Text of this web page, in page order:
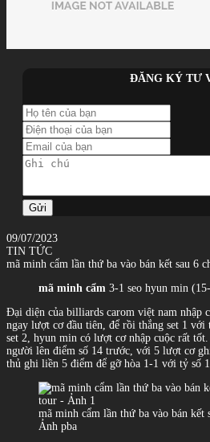
ĐĂNG KÝ TƯ
Gửi
09/07/2023
TIN TỨC
mã minh cẩm lần thứ ba vào bán kết sau 6
mã minh cẩm 3-1 seo hyun min
Đại diện của billiards carom việt nam nhập
ngay lượt cơ đầu tiên, để rồi thắng set 1 với
set 2, hyun min có lượt cơ nhập cuộc rất
người lên điểm số 14 trước, với 5 lượt cơ
thủ ghi liền 5 điểm để gỡ hòa 1-1 với tỷ số
mã minh cẩm lần thứ ba vào bán kết
Ảnh pba